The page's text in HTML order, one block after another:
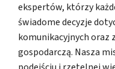
ekspertów, którzy
świadome decyzje
komunikacyjnych oraz
gospodarczą. Nasza